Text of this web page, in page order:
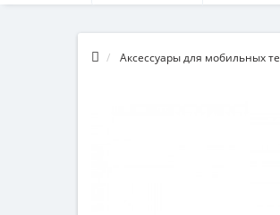
Аксессуары для мобильных